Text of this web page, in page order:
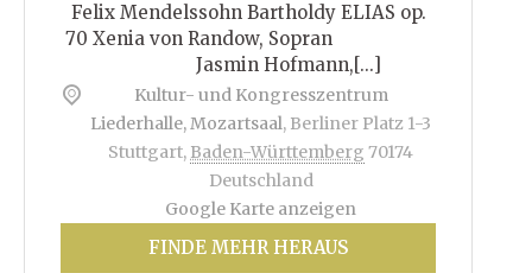
Felix Mendelssohn Bartholdy ELIAS op.
70 Xenia von Randow, Sopran
Jasmin Hofmann,[...]
Kultur- und Kongresszentrum
Liederhalle, Mozartsaal, Berliner Platz 1-3
Stuttgart, Baden-Württemberg 70174
Deutschland
Google Karte anzeigen
FINDE MEHR HERAUS